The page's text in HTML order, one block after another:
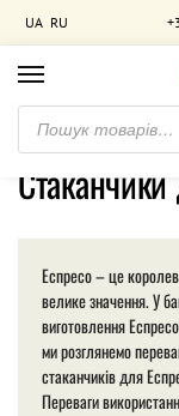
UA RU
Головна / Товари з
Еспресо – це
велике значення. У
виготовлення
ми розглянемо
стаканчиків для
Переваги